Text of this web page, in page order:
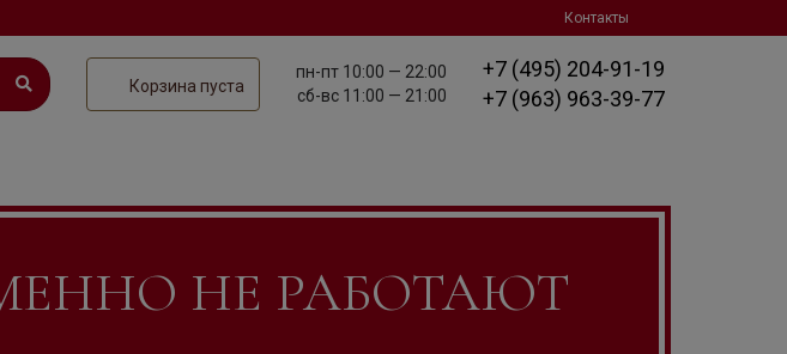
Контакты
Корзина пуста
пн-пт 10:00 — 22:00
сб-вс 11:00 — 21:00
+7 (495) 204-91-19
+7 (963) 963-39-77
НЕ РАБОТАЮТ